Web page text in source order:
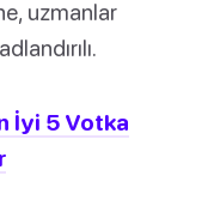
uzmanlar
İyi 5 Votka